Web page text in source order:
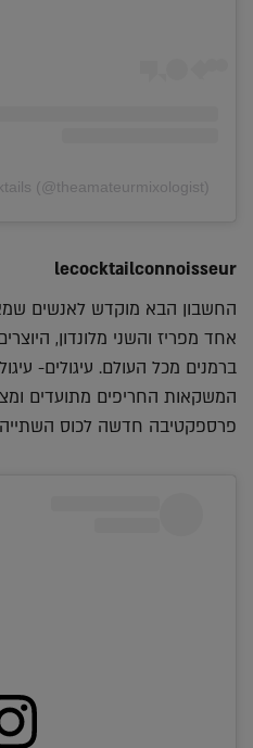
(@theamateurmixologist)
lecocktailconnoisseur
החשבון הבא מוקדש לאנשים
אחד מפריז והשני מלונדון,
ברמנים מכל העולם. עיגולים-
המשקאות החריפים מתועדים
פרספקטיבה חדשה לכוס